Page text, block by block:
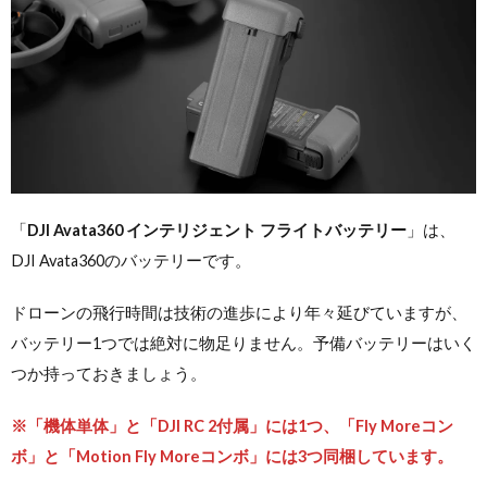
「DJI Avata360 インテリジェント フライトバッテリー 」は、
DJI Avata360のバッテリーです。
ドローンの飛行時間は技術の進歩により年々延びていますが、
バッテリー1つでは絶対に物足りません。予備バッテリーはいく
つか持っておきましょう。
※「機体単体」と「DJI RC 2付属」には1つ、「Fly Moreコン
ボ」と
「Motion Fly Moreコンボ」 には3つ同梱しています。